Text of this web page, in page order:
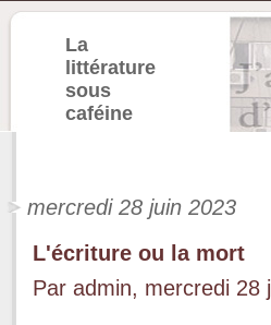
La
littérature
sous
caféine
mercredi 28 juin 2023
L'écriture ou la mort
Par admin, mercredi 28